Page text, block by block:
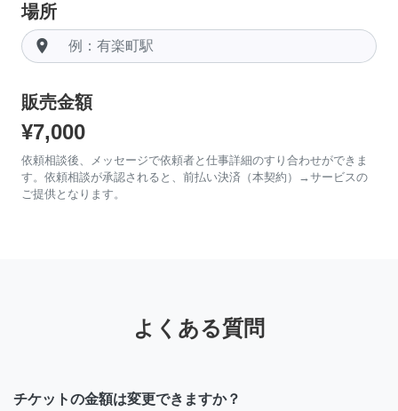
場所
room
販売金額
¥7,000
依頼相談後、メッセージで依頼者と仕事詳細のすり合わせができま
す。依頼相談が承認されると、前払い決済（本契約）→サービスの
ご提供となります。
よくある質問
チケットの金額は変更できますか？